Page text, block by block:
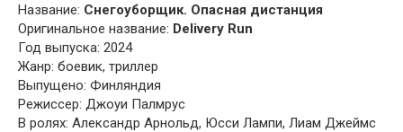
Название: Снегоуборщик. Опасная дистанция
Оригинальное название: Delivery Run
Год выпуска: 2024
Жанр: боевик, триллер
Выпущено: Финляндия
Режиссер: Джоуи Палмрус
В ролях: Александр Арнольд, Юсси Лампи, Лиам Джеймс